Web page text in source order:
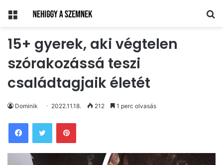
Menü
15+ gyerek, aki végtelen
szórakozássá teszi
családtagjaik életét
Dominik 2022.11.18. 212 1 perc olvasás
Pinterest